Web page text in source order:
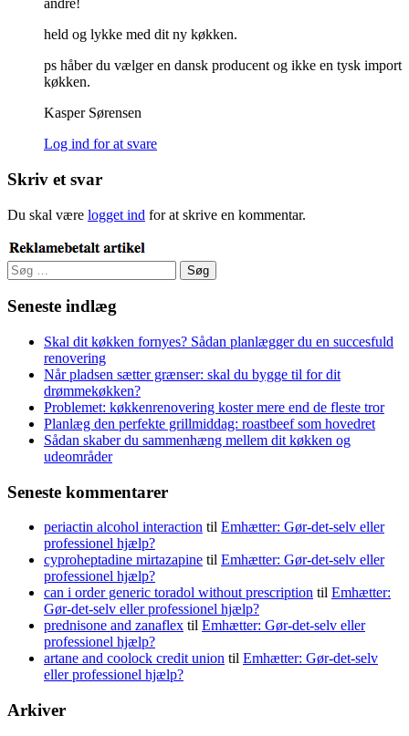
andre!
held og lykke med dit ny køkken.
ps håber du vælger en dansk producent og ikke en tysk import
køkken.
Kasper Sørensen
Log ind for at svare
Skriv et svar
Du skal være logget ind for at skrive en kommentar.
Søg
efter:
Seneste indlæg
Skal dit køkken fornyes? Sådan planlægger du en succesfuld
renovering
Når pladsen sætter grænser: skal du bygge til for dit
drømmekøkken?
Problemet: køkkenrenovering koster mere end de fleste tror
Planlæg den perfekte grillmiddag: roastbeef som hovedret
Sådan skaber du sammenhæng mellem dit køkken og
udeområder
Seneste kommentarer
periactin alcohol interaction til Emhætter: Gør-det-selv eller
professionel hjælp?
cyproheptadine mirtazapine til Emhætter: Gør-det-selv eller
professionel hjælp?
can i order generic toradol without prescription til Emhætter:
Gør-det-selv eller professionel hjælp?
prednisone and zanaflex til Emhætter: Gør-det-selv eller
professionel hjælp?
artane and coolock credit union til Emhætter: Gør-det-selv
eller professionel hjælp?
Arkiver